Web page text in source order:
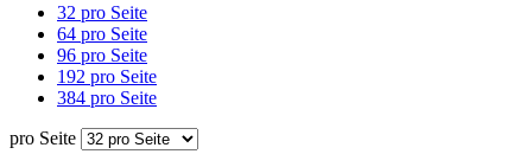
32 pro Seite
64 pro Seite
96 pro Seite
192 pro Seite
384 pro Seite
pro Seite